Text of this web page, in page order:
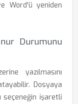
Word'ü yeniden
Durumunu
yazılmasını
Dosyaya
seçeneğin işaretli